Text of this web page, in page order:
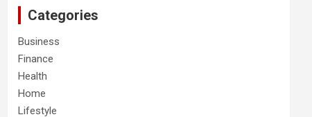
Categories
Business
Finance
Health
Home
Lifestyle